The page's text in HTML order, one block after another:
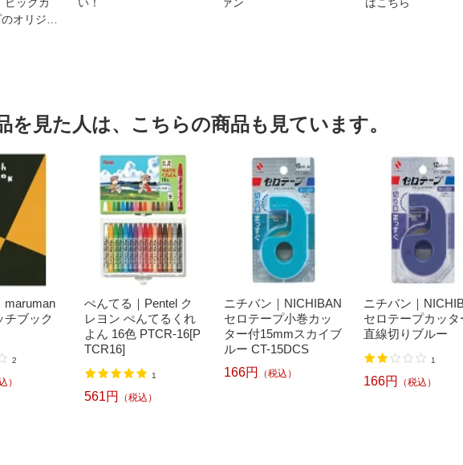
オリジナ
を見た人は、こちらの商品も見ています。
maruman
チブック
2
）
ぺんてる｜Pentel ク
レヨン ぺんてるくれ
よん 16色 PTCR-16[P
TCR16]
1
561円 （税込）
ニチバン｜NICHIBAN
セロテープ小巻カッ
ター付15mmスカイブ
ルー CT-15DCS
166円
（税込）
ニチバン｜
セロテープカッタ
直線切りブルー
1
166円 （税込）